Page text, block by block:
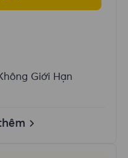
Giới Hạn